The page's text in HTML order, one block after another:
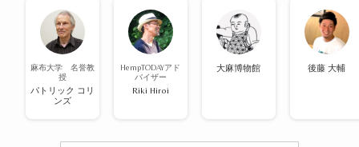
麻布大学 名誉教
授
パトリック コリ
ンズ
HempTODAYアド
バイザー
Riki Hiroi
大麻博物館 後藤 大輔